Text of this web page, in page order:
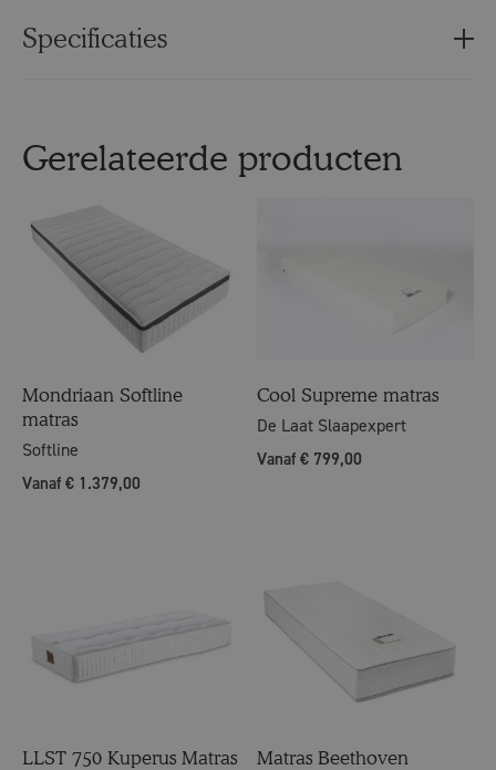
Specificaties
Gerelateerde producten
Mondriaan Softline
matras
Softline
Vanaf € 1.379,00
Cool Supreme matras
De Laat Slaapexpert
Vanaf € 799,00
LLST 750 Kuperus Matras Matras Beethoven